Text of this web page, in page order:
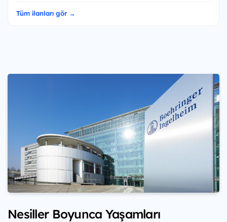
Tüm ilanları gör →
Nesiller Boyunca Yaşamları